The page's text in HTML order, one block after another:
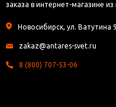
заказа в интернет-магазине
Новосибирск, ул. Ватутина
zakaz@antares-svet.ru
8 (800) 707-53-06